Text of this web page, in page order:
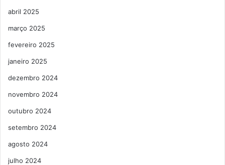
abril 2025
março 2025
fevereiro 2025
janeiro 2025
dezembro 2024
novembro 2024
outubro 2024
setembro 2024
agosto 2024
julho 2024